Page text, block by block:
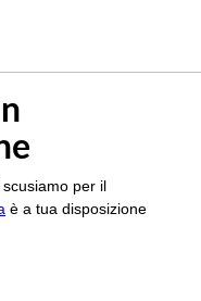
per il
è a tua disposizione